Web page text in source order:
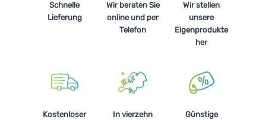
Schnelle
Lieferung
Wir beraten Sie
online und per
Telefon
Wir stellen
unsere
Eigenprodukte
her
Kostenloser
In vierzehn
Günstige